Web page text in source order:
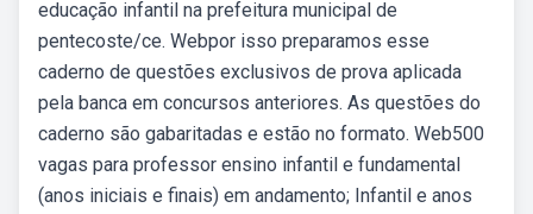
educação infantil na prefeitura municipal de
pentecoste/ce. Webpor isso preparamos esse
caderno de questões exclusivos de prova aplicada
pela banca em concursos anteriores. As questões do
caderno são gabaritadas e estão no formato. Web500
vagas para professor ensino infantil e fundamental
(anos iniciais e finais) em andamento; Infantil e anos